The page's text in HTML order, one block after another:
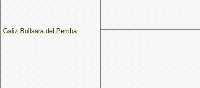
Galiz Bullsara del Pemba